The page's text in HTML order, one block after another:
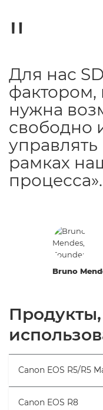
Bruno
Для нас
фактором,
нужна
свободно
рамках
процесса».
Canon EOS R5/R5
Canon EOS R8